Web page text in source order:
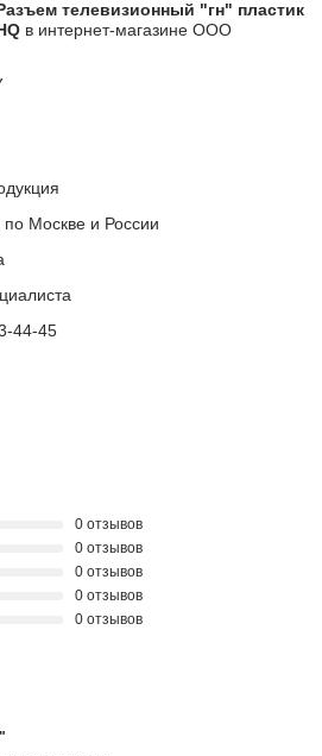
телевизионный "гн" пластик
в интернет-магазине ООО
Москве и России
44-45
0 отзывов
0 отзывов
0 отзывов
0 отзывов
0 отзывов